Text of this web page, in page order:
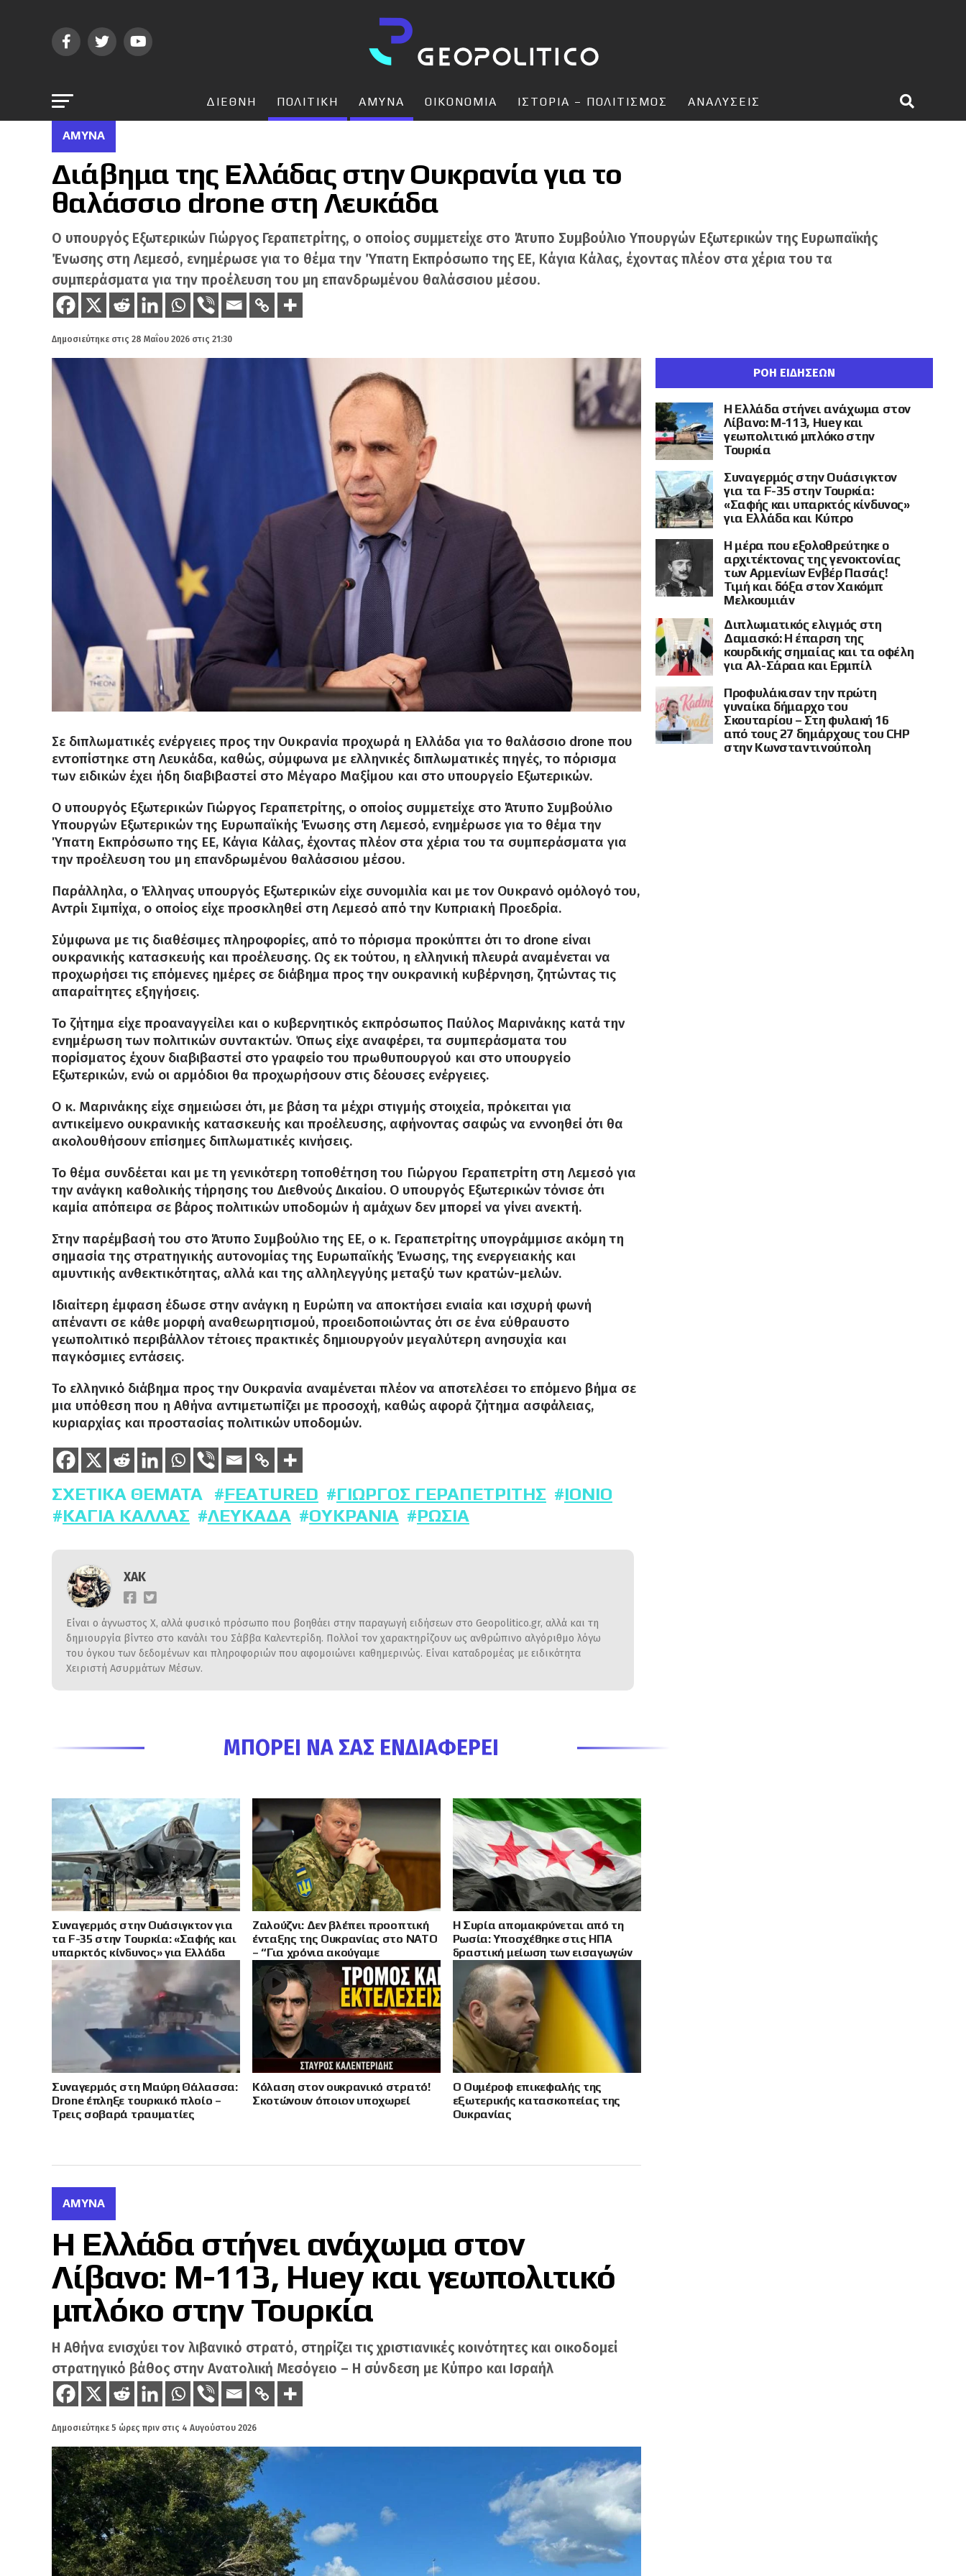
ΔΙΕΘΝΗ ΠΟΛΙΤΙΚΗ ΑΜΥΝΑ ΟΙΚΟΝΟΜΙΑ ΙΣΤΟΡΙΑ – ΠΟΛΙΤΙΣΜΟΣ ΑΝΑΛΥΣΕΙΣ
ΆΜΥΝΑ
Διάβημα της Ελλάδας στην Ουκρανία για το
θαλάσσιο drone στη Λευκάδα
Ο υπουργός Εξωτερικών Γιώργος Γεραπετρίτης, ο οποίος συμμετείχε στο Άτυπο Συμβούλιο Υπουργών Εξωτερικών της Ευρωπαϊκής
Ένωσης στη Λεμεσό, ενημέρωσε για το θέμα την Ύπατη Εκπρόσωπο της ΕΕ, Κάγια Κάλας, έχοντας πλέον στα χέρια του τα
συμπεράσματα για την προέλευση του μη επανδρωμένου θαλάσσιου μέσου.
Δημοσιεύτηκε στις 28 Μαΐου 2026 στις 21:30
Σε διπλωματικές ενέργειες προς την Ουκρανία προχωρά η Ελλάδα για το θαλάσσιο drone που
εντοπίστηκε στη Λευκάδα, καθώς, σύμφωνα με ελληνικές διπλωματικές πηγές, το πόρισμα
των ειδικών έχει ήδη διαβιβαστεί στο Μέγαρο Μαξίμου και στο υπουργείο Εξωτερικών.
Ο υπουργός Εξωτερικών Γιώργος Γεραπετρίτης, ο οποίος συμμετείχε στο Άτυπο Συμβούλιο
Υπουργών Εξωτερικών της Ευρωπαϊκής Ένωσης στη Λεμεσό, ενημέρωσε για το θέμα την
Ύπατη Εκπρόσωπο της ΕΕ, Κάγια Κάλας, έχοντας πλέον στα χέρια του τα συμπεράσματα για
την προέλευση του μη επανδρωμένου θαλάσσιου μέσου.
Παράλληλα, ο Έλληνας υπουργός Εξωτερικών είχε συνομιλία και με τον Ουκρανό ομόλογό του,
Αντρίι Σιμπίχα, ο οποίος είχε προσκληθεί στη Λεμεσό από την Κυπριακή Προεδρία.
Σύμφωνα με τις διαθέσιμες πληροφορίες, από το πόρισμα προκύπτει ότι το drone είναι
ουκρανικής κατασκευής και προέλευσης. Ως εκ τούτου, η ελληνική πλευρά αναμένεται να
προχωρήσει τις επόμενες ημέρες σε διάβημα προς την ουκρανική κυβέρνηση, ζητώντας τις
απαραίτητες εξηγήσεις.
Το ζήτημα είχε προαναγγείλει και ο κυβερνητικός εκπρόσωπος Παύλος Μαρινάκης κατά την
ενημέρωση των πολιτικών συντακτών. Όπως είχε αναφέρει, τα συμπεράσματα του
πορίσματος έχουν διαβιβαστεί στο γραφείο του πρωθυπουργού και στο υπουργείο
Εξωτερικών, ενώ οι αρμόδιοι θα προχωρήσουν στις δέουσες ενέργειες.
Ο κ. Μαρινάκης είχε σημειώσει ότι, με βάση τα μέχρι στιγμής στοιχεία, πρόκειται για
αντικείμενο ουκρανικής κατασκευής και προέλευσης, αφήνοντας σαφώς να εννοηθεί ότι θα
ακολουθήσουν επίσημες διπλωματικές κινήσεις.
Το θέμα συνδέεται και με τη γενικότερη τοποθέτηση του Γιώργου Γεραπετρίτη στη Λεμεσό για
την ανάγκη καθολικής τήρησης του Διεθνούς Δικαίου. Ο υπουργός Εξωτερικών τόνισε ότι
καμία απόπειρα σε βάρος πολιτικών υποδομών ή αμάχων δεν μπορεί να γίνει ανεκτή.
Στην παρέμβασή του στο Άτυπο Συμβούλιο της ΕΕ, ο κ. Γεραπετρίτης υπογράμμισε ακόμη τη
σημασία της στρατηγικής αυτονομίας της Ευρωπαϊκής Ένωσης, της ενεργειακής και
αμυντικής ανθεκτικότητας, αλλά και της αλληλεγγύης μεταξύ των κρατών-μελών.
Ιδιαίτερη έμφαση έδωσε στην ανάγκη η Ευρώπη να αποκτήσει ενιαία και ισχυρή φωνή
απέναντι σε κάθε μορφή αναθεωρητισμού, προειδοποιώντας ότι σε ένα εύθραυστο
γεωπολιτικό περιβάλλον τέτοιες πρακτικές δημιουργούν μεγαλύτερη ανησυχία και
παγκόσμιες εντάσεις.
Το ελληνικό διάβημα προς την Ουκρανία αναμένεται πλέον να αποτελέσει το επόμενο βήμα σε
μια υπόθεση που η Αθήνα αντιμετωπίζει με προσοχή, καθώς αφορά ζήτημα ασφάλειας,
κυριαρχίας και προστασίας πολιτικών υποδομών.
ΣΧΕΤΙΚΆ ΘΈΜΑΤΑ FEATURED ΓΙΏΡΓΟΣ ΓΕΡΑΠΕΤΡΊΤΗΣ
ΙΌΝΙΟ
ΚΆΓΙΑ ΚΆΛΛΑΣ
ΛΕΥΚΆΔΑ ΟΥΚΡΑΝΊΑ ΡΩΣΊΑ
ΧΑΚ
Είναι ο άγνωστος Χ, αλλά φυσικό πρόσωπο που βοηθάει στην παραγωγή ειδήσεων στο Geopolitico.gr, αλλά και τη
δημιουργία βίντεο στο κανάλι του Σάββα Καλεντερίδη. Πολλοί τον χαρακτηρίζουν ως ανθρώπινο αλγόριθμο λόγω
του όγκου των δεδομένων και πληροφοριών που αφομοιώνει καθημερινώς. Είναι καταδρομέας με ειδικότητα
Χειριστή Ασυρμάτων Μέσων.
ΜΠΟΡΕΊ ΝΑ ΣΑΣ ΕΝΔΙΑΦΈΡΕΙ
Συναγερμός στην Ουάσιγκτον για
τα F-35 στην Τουρκία: «Σαφής και
υπαρκτός κίνδυνος» για Ελλάδα
και Κύπρο
Ζαλούζνι: Δεν βλέπει προοπτική
ένταξης της Ουκρανίας στο ΝΑΤΟ
– “Για χρόνια ακούγαμε
υποσχέσεις”
Η Συρία απομακρύνεται από τη
Ρωσία: Υποσχέθηκε στις ΗΠΑ
δραστική μείωση των εισαγωγών
πετρελαίου
Συναγερμός στη Μαύρη Θάλασσα:
Drone έπληξε τουρκικό πλοίο –
Τρεις σοβαρά τραυματίες
Κόλαση στον ουκρανικό στρατό!
Σκοτώνουν όποιον υποχωρεί
Ο Ουμέροφ επικεφαλής της
εξωτερικής κατασκοπείας της
Ουκρανίας
ΆΜΥΝΑ
Η Ελλάδα στήνει ανάχωμα στον
Λίβανο: M-113, Huey και γεωπολιτικό
μπλόκο στην Τουρκία
Η Αθήνα ενισχύει τον λιβανικό στρατό, στηρίζει τις χριστιανικές κοινότητες και οικοδομεί
στρατηγικό βάθος στην Ανατολική Μεσόγειο – Η σύνδεση με Κύπρο και Ισραήλ
Δημοσιεύτηκε 5 ώρες πριν στις 4 Αυγούστου 2026
ΡΟΗ ΕΙΔΗΣΕΩΝ
Η Ελλάδα στήνει ανάχωμα στον
Λίβανο: M-113, Huey και
γεωπολιτικό μπλόκο στην
Τουρκία
Συναγερμός στην Ουάσιγκτον
για τα F-35 στην Τουρκία:
«Σαφής και υπαρκτός κίνδυνος»
για Ελλάδα και Κύπρο
Η μέρα που εξολοθρεύτηκε ο
αρχιτέκτονας της γενοκτονίας
των Αρμενίων Ενβέρ Πασάς!
Τιμή και δόξα στον Χακόμπ
Μελκουμιάν
Διπλωματικός ελιγμός στη
Δαμασκό: Η έπαρση της
κουρδικής σημαίας και τα οφέλη
για Αλ-Σάραα και Ερμπίλ
Προφυλάκισαν την πρώτη
γυναίκα δήμαρχο του
Σκουταρίου – Στη φυλακή 16
από τους 27 δημάρχους του CHP
στην Κωνσταντινούπολη